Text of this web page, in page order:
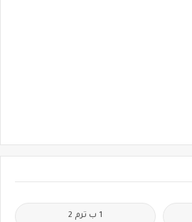
1 ب ترم 2